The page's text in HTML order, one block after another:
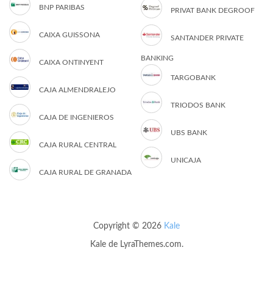
BNP PARIBAS
CAIXA GUISSONA
CAIXA ONTINYENT
CAJA ALMENDRALEJO
CAJA DE INGENIEROS
CAJA RURAL CENTRAL
CAJA RURAL DE GRANADA
PRIVAT BANK DEGROOF
SANTANDER PRIVATE
BANKING
TARGOBANK
TRIODOS BANK
UBS BANK
UNICAJA
Copyright © 2026 Kale
Kalede LyraThemes.com.